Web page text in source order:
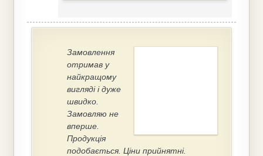
Замовлення
отримав у
найкращому
вигляді і дуже
швидко.
Замовляю не
вперше.
Продукція
подобається. Ціни прийнятні.